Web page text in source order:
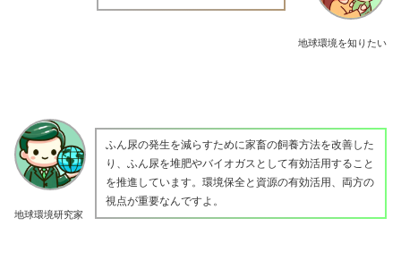
地球環境を知りたい
地球環境研究家
ふん尿の発生を減らすために家畜の飼養方法を改善した
り、ふん尿を堆肥やバイオガスとして有効活用すること
を推進しています。環境保全と資源の有効活用、両方の
視点が重要なんですよ。